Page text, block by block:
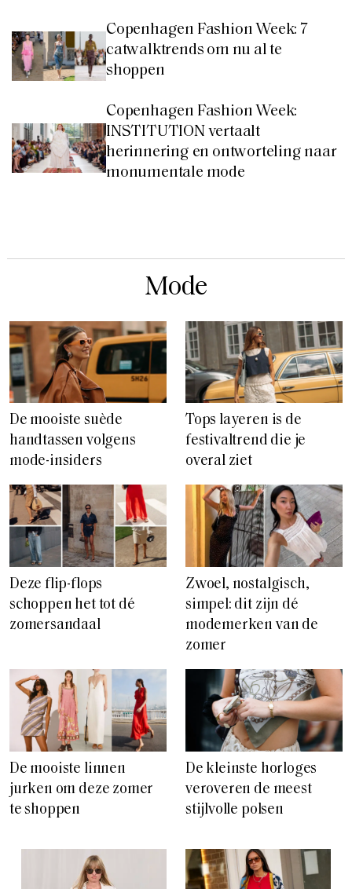
Copenhagen Fashion Week: 7
catwalktrends om nu al te
shoppen
Copenhagen Fashion Week:
INSTITUTION vertaalt
herinnering en ontworteling naar
monumentale mode
Mode
De mooiste suède
handtassen volgens
mode-insiders
Tops layeren is de
festivaltrend die je
overal ziet
Deze flip-flops
schoppen het tot dé
zomersandaal
Zwoel, nostalgisch,
simpel: dit zijn dé
modemerken van de
zomer
De mooiste linnen
jurken om deze zomer
te shoppen
De kleinste horloges
veroveren de meest
stijlvolle polsen